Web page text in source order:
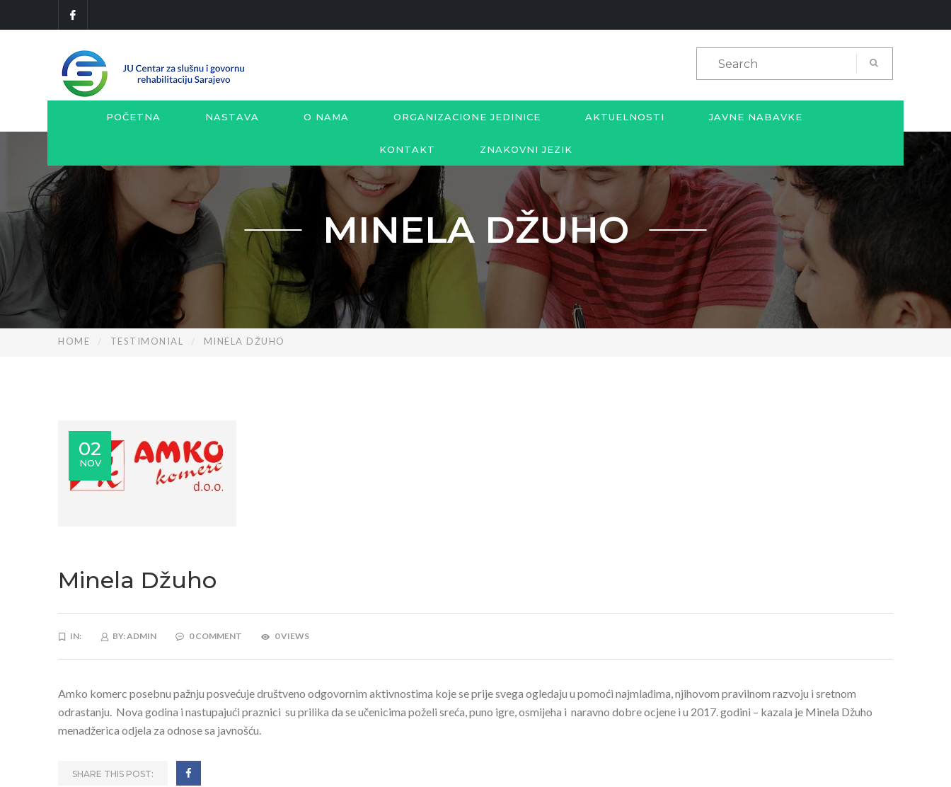
POČETNA NASTAVA O NAMA ORGANIZACIONE JEDINICE AKTUELNOSTI JAVNE NABAVKE
KONTAKT ZNAKOVNI JEZIK
MINELA DŽUHO
HOME TESTIMONIAL MINELA DŽUHO
02
NOV
Minela Džuho
IN: BY:ADMIN 0 COMMENT 0 VIEWS
Amko komerc posebnu pažnju posvećuje društveno odgovornim aktivnostima koje se prije svega ogledaju u pomoći najmlađima, njihovom pravilnom razvoju i sretnom
odrastanju. Nova godina i nastupajući praznici su prilika da se učenicima poželi sreća, puno igre, osmijeha i naravno dobre ocjene i u 2017. godini – kazala je Minela Džuho
menadžerica odjela za odnose sa javnošću.
SHARE THIS POST: